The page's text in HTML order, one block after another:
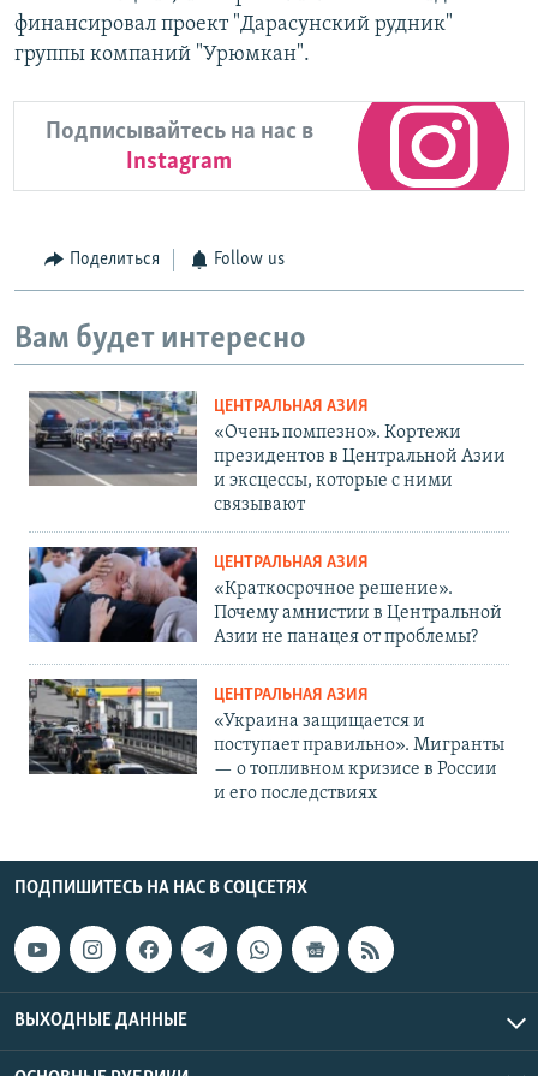
финансировал проект "Дарасунский рудник"
группы компаний "Урюмкан".
Подписывайтесь на нас в
Instagram
Поделиться Follow us
Вам будет интересно
ЦЕНТРАЛЬНАЯ АЗИЯ
«Очень помпезно». Кортежи
президентов в Центральной Азии
и эксцессы, которые с ними
связывают
ЦЕНТРАЛЬНАЯ АЗИЯ
«Краткосрочное решение».
Почему амнистии в Центральной
Азии не панацея от проблемы?
ЦЕНТРАЛЬНАЯ АЗИЯ
«Украина защищается и
поступает правильно». Мигранты
— о топливном кризисе в России
и его последствиях
ПОДПИШИТЕСЬ НА НАС В СОЦСЕТЯХ
ВЫХОДНЫЕ ДАННЫЕ